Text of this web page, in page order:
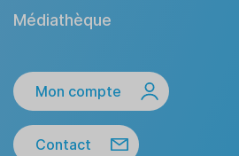
Médiathèque
Mon compte
Contact